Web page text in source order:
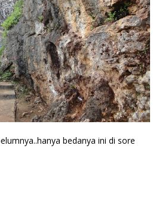
bedanya ini di sore